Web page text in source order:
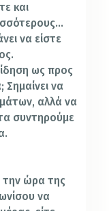
και
να είστε
ως προς
Σημαίνει να
αλλά να
συντηρούμε
την ώρα της
να